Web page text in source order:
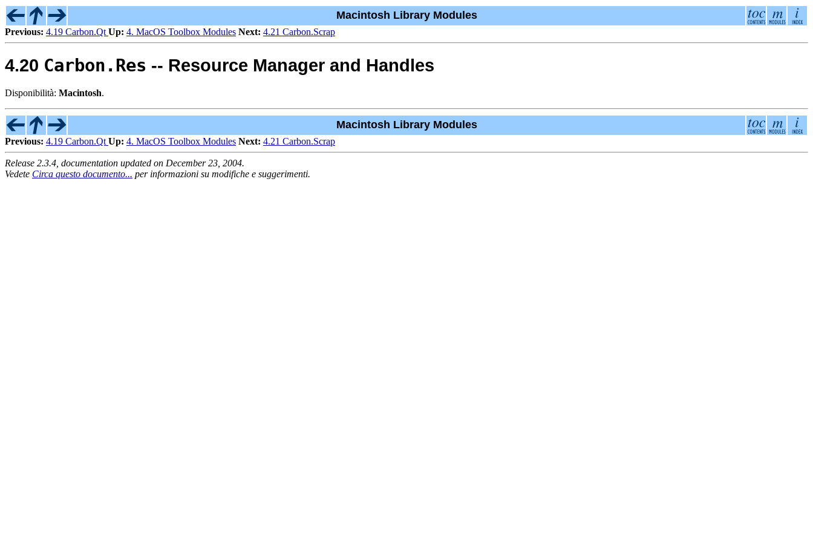
Macintosh Library Modules
Previous: 4.19 Carbon.Qt Up: 4. MacOS Toolbox Modules Next: 4.21 Carbon.Scrap
4.20 Carbon.Res -- Resource Manager and Handles
Disponibilità: Macintosh.
Macintosh Library Modules
Previous: 4.19 Carbon.Qt Up: 4. MacOS Toolbox Modules Next: 4.21 Carbon.Scrap
Release 2.3.4, documentation updated on December 23, 2004.
Vedete Circa questo documento... per informazioni su modifiche e suggerimenti.